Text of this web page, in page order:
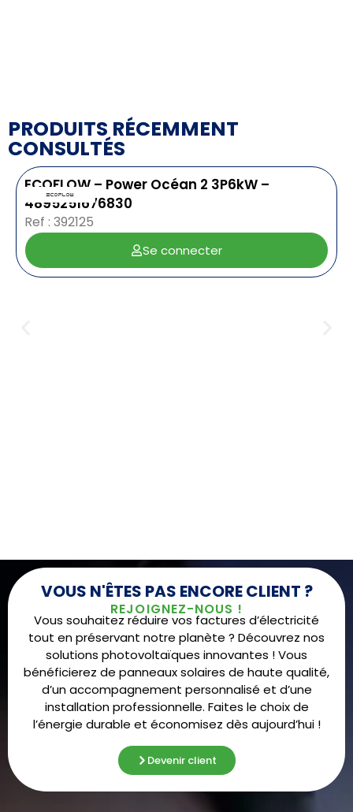
PRODUITS RÉCEMMENT
CONSULTÉS
ECOFLOW – Power Océan 2 3P6kW –
4895251676830
Ref : 392125
Se connecter
VOUS N'ÊTES PAS ENCORE CLIENT ?
REJOIGNEZ-NOUS !
Vous souhaitez réduire vos factures d’électricité
tout en préservant notre planète ? Découvrez nos
solutions photovoltaïques innovantes ! Vous
bénéficierez de panneaux solaires de haute qualité,
d’un accompagnement personnalisé et d’une
installation professionnelle. Faites le choix de
l’énergie durable et économisez dès aujourd’hui !
Devenir client